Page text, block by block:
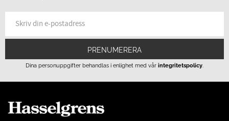
PRENUMERERA
Dina personuppgifter behandlas i enlighet med vår integritetspolicy.